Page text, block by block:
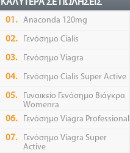
ΚΑΛΎΤΕΡΑ ΣΕ ΠΩΛΉΣΕΙΣ
01. Anaconda 120mg
02. Γενόσημο Cialis
03. Γενόσημο Viagra
04. Γενόσημο Cialis Super Active
05.
Γυναικείο Γενόσημο Βιάγκρα
Womenra
06.
Γενόσημο Viagra Professional
07.
Γενόσημο Viagra Super
Active